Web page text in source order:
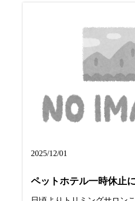
2025/12/01
ペットホテル一時休止